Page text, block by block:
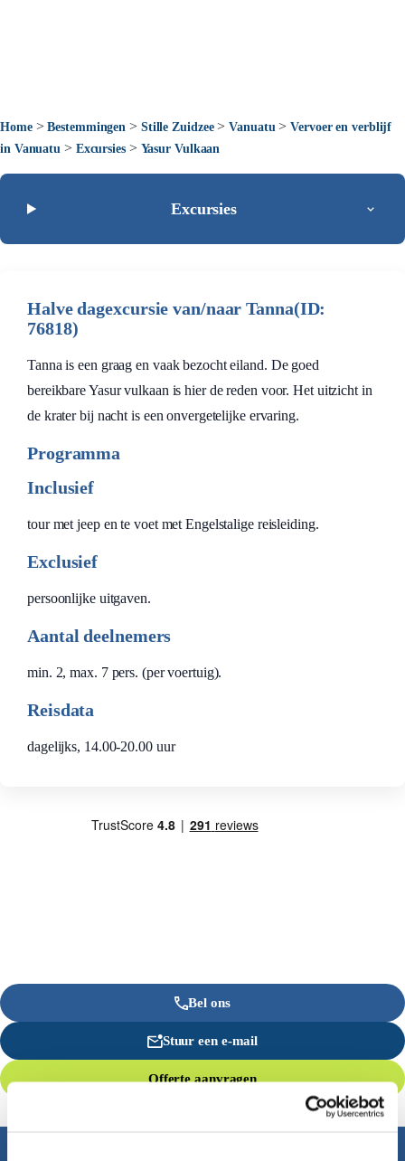
Home>Bestemmingen > Stille Zuidzee>Vanuatu >Vervoer en verblijf
in Vanuatu > Excursies> Yasur Vulkaan
Excursies
Halve dagexcursie van/naar Tanna(ID:
76818)
Tanna is een graag en vaak bezocht eiland. De goed
bereikbare Yasur vulkaan is hier de reden voor. Het uitzicht in
de krater bij nacht is een onvergetelijke ervaring.
Programma
Inclusief
tour met jeep en te voet met Engelstalige reisleiding.
Exclusief
persoonlijke uitgaven.
Aantal deelnemers
min. 2, max. 7 pers. (per voertuig).
Reisdata
dagelijks, 14.00-20.00 uur
Bel ons
Stuur een e-mail
Offerte aanvragen